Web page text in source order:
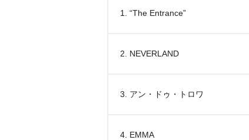
1. “The Entrance”
2. NEVERLAND
3. アン・ドゥ・トロワ
4. EMMA